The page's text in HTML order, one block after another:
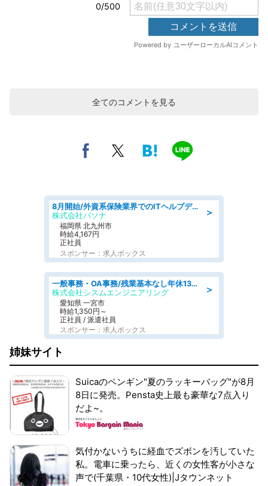
全てのコメントを見る
＞
8月開始/外資系保険業界でのITヘルプデスク業務/駅近/即日勤務可/ヘルプデスク
株式会社パソナ
福岡県 北九州市
時給4,167円
正社員
スポンサー：求人ボックス
＞
一般事務・OA事務/残業基本なし年休130日社保完備の一般・調達事務
株式会社シスムエンジニアリング
愛知県 一宮市
時給1,350円～
正社員 / 派遣社員
スポンサー：求人ボックス
姉妹サイト
Suicaのペンギン"夏のラッキーバッグ"が8月
8日に発売。Pensta史上最も豪華な7点入り
だよ~。
気付かないうちに経血でズボンを汚していた
私。電車に乗ったら、近くの女性客が小さな
声で(千葉県・10代女性)|Jタウンネット